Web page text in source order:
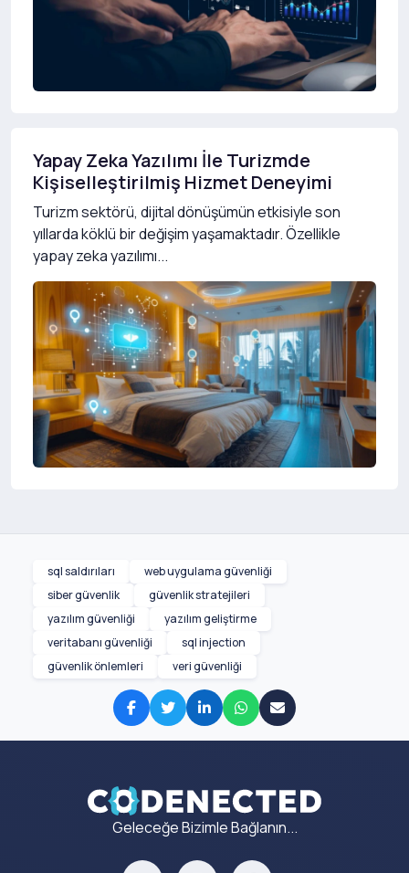
Yapay Zeka Yazılımı İle Turizmde
Kişiselleştirilmiş Hizmet Deneyimi
Turizm sektörü, dijital dönüşümün etkisiyle son
yıllarda köklü bir değişim yaşamaktadır. Özellikle
yapay zeka yazılımı...
sql saldırıları
web uygulama güvenliği
siber güvenlik
güvenlik stratejileri
yazılım güvenliği
yazılım geliştirme
veritabanı güvenliği
sql injection
güvenlik önlemleri
veri güvenliği
Geleceğe Bizimle Bağlanın...